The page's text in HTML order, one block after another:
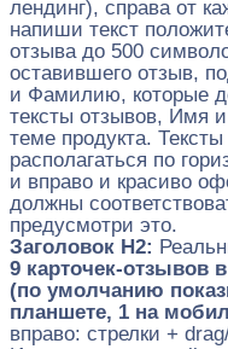
лендинг), справа от
напиши текст
отзыва до 500
оставившего отзыв,
и Фамилию, которые
тексты отзывов, Имя
теме продукта.
располагаться по
и вправо и красиво
должны
предусмотри это.
Заголовок H2:
9 карточек-отзывов
(по умолчанию
планшете, 1 на
вправо: стрелки +